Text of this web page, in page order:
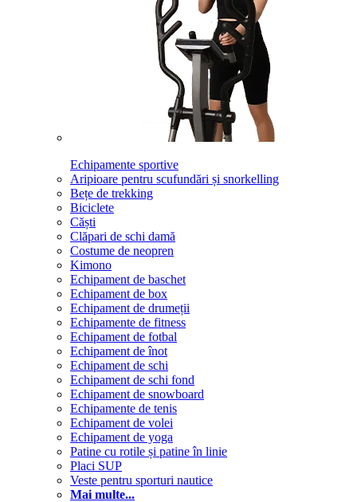
Echipamente sportive
Aripioare pentru scufundări și snorkelling
Bețe de trekking
Biciclete
Căști
Clăpari de schi damă
Costume de neopren
Kimono
Echipament de baschet
Echipament de box
Echipament de drumeții
Echipamente de fitness
Echipament de fotbal
Echipament de înot
Echipament de schi
Echipament de schi fond
Echipament de snowboard
Echipamente de tenis
Echipament de volei
Echipament de yoga
Patine cu rotile și patine în linie
Placi SUP
Veste pentru sporturi nautice
Mai multe...